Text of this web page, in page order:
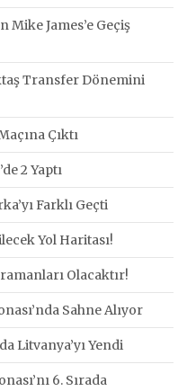
Mike James’e Geçiş
Transfer Dönemini
Çıktı
2 Yaptı
Farklı Geçti
Yol Haritası!
Olacaktır!
Sahne Alıyor
Litvanya’yı Yendi
6. Sırada